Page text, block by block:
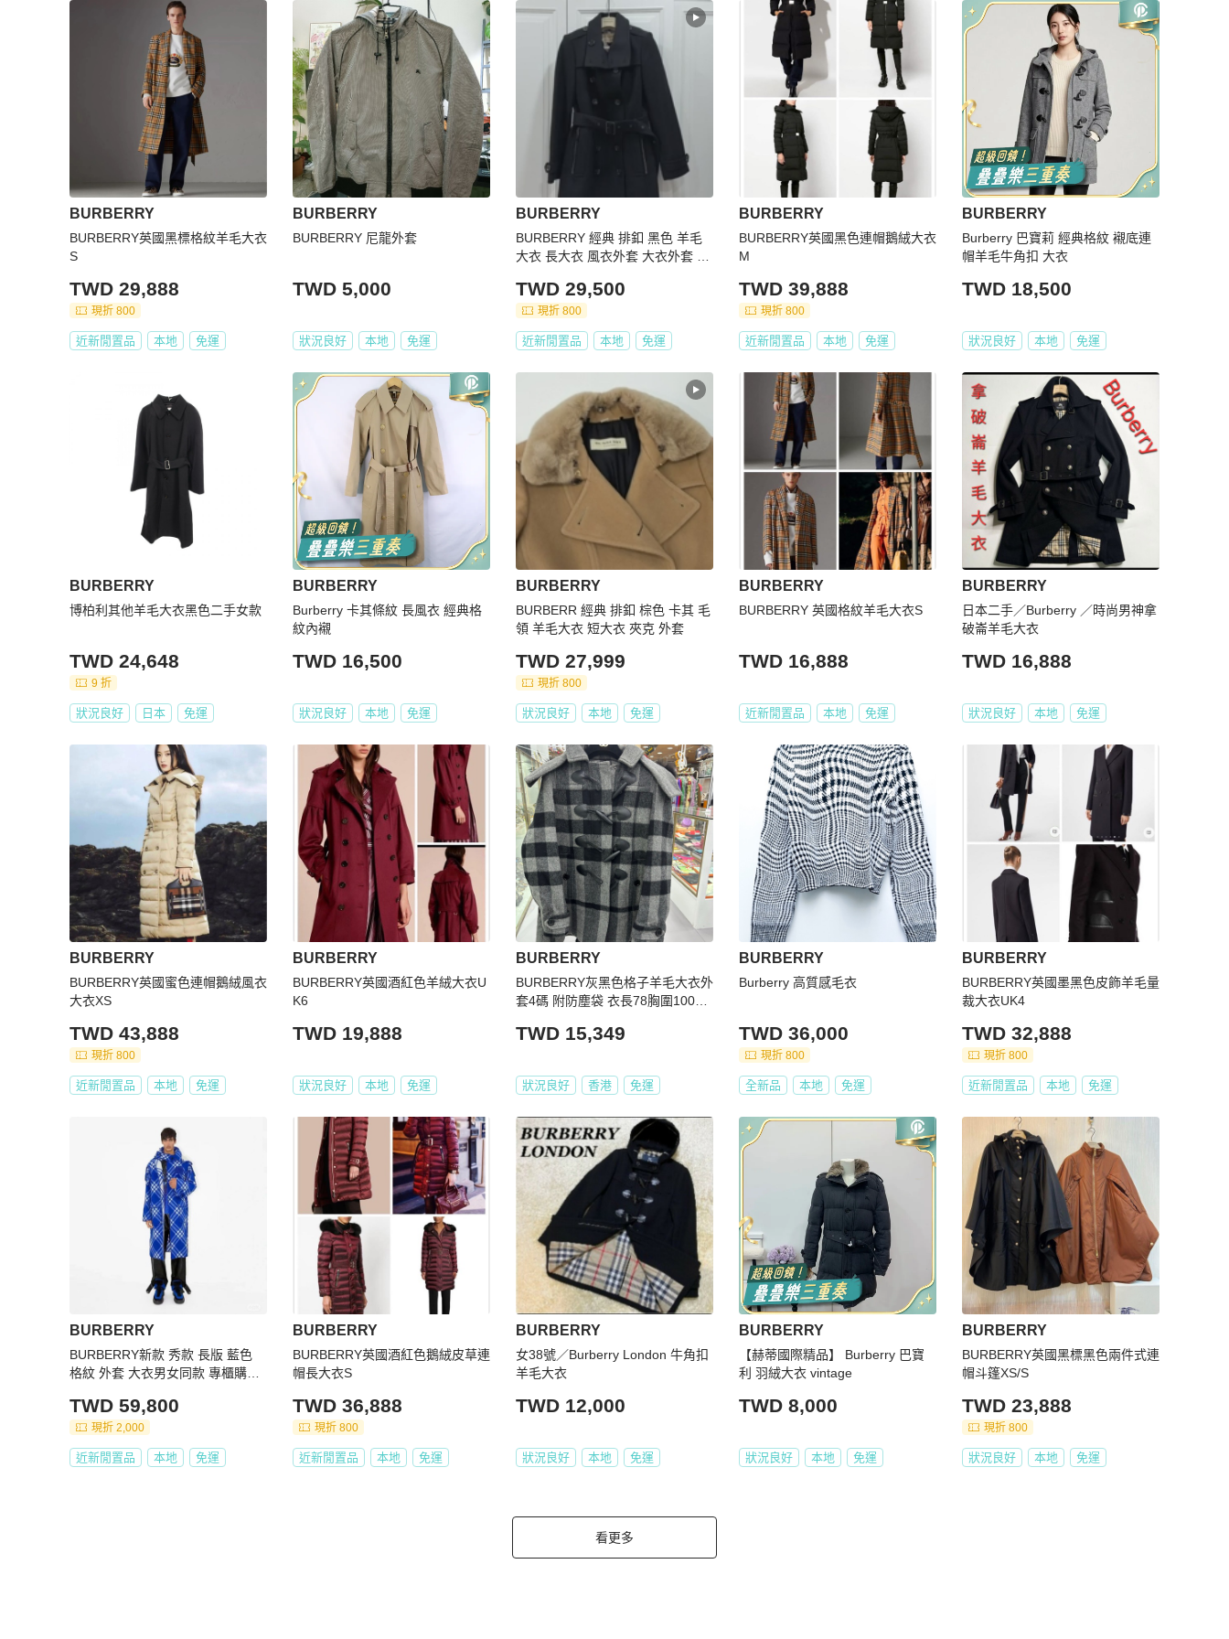
BURBERRY
BURBERRY英國黑標格紋羊毛大衣
S
TWD 29,888
現折 800
近新閒置品 本地 免運
BURBERRY
BURBERRY 尼龍外套
TWD 5,000
狀況良好 本地 免運
BURBERRY
BURBERRY 經典 排釦 黑色 羊毛
大衣 長大衣 風衣外套 大衣外套 大
TWD 29,500
現折 800
近新閒置品 本地 免運
BURBERRY
BURBERRY英國黑色連帽鵝絨大衣
M
TWD 39,888
現折 800
近新閒置品 本地 免運
BURBERRY
Burberry 巴寶莉 經典格紋 襯底連
帽羊毛牛角扣 大衣
TWD 18,500
狀況良好 本地 免運
BURBERRY
博柏利其他羊毛大衣黑色二手女款
TWD 24,648
9 折
狀況良好 日本 免運
BURBERRY
Burberry 卡其條紋 長風衣 經典格
紋內襯
TWD 16,500
狀況良好 本地 免運
BURBERRY
BURBERR 經典 排釦 棕色 卡其 毛
領 羊毛大衣 短大衣 夾克 外套
TWD 27,999
現折 800
狀況良好 本地 免運
BURBERRY
BURBERRY 英國格紋羊毛大衣S
TWD 16,888
近新閒置品 本地 免運
BURBERRY
日本二手／Burberry ／時尚男神拿
破崙羊毛大衣
TWD 16,888
狀況良好 本地 免運
BURBERRY
BURBERRY英國蜜色連帽鵝絨風衣
大衣XS
TWD 43,888
現折 800
近新閒置品 本地 免運
BURBERRY
BURBERRY英國酒紅色羊絨大衣U
K6
TWD 19,888
狀況良好 本地 免運
BURBERRY
BURBERRY灰黑色格子羊毛大衣外
套4碼 附防塵袋 衣長78胸圍100肩
TWD 15,349
狀況良好 香港 免運
BURBERRY
Burberry 高質感毛衣
TWD 36,000
現折 800
全新品 本地 免運
BURBERRY
BURBERRY英國墨黑色皮飾羊毛量
裁大衣UK4
TWD 32,888
現折 800
近新閒置品 本地 免運
BURBERRY
BURBERRY新款 秀款 長版 藍色
格紋 外套 大衣男女同款 專櫃購入1
S號可以穿到L 我178 73kg可參考
附上衣套
TWD 59,800
現折 2,000
近新閒置品 本地 免運
BURBERRY
BURBERRY英國酒紅色鵝絨皮草連
帽長大衣S
TWD 36,888
現折 800
近新閒置品 本地 免運
BURBERRY
女38號／Burberry London 牛角扣
羊毛大衣
TWD 12,000
狀況良好 本地 免運
BURBERRY
【赫蒂國際精品】 Burberry 巴寶
利 羽絨大衣 vintage
TWD 8,000
狀況良好 本地 免運
BURBERRY
BURBERRY英國黑標黑色兩件式連
帽斗篷XS/S
TWD 23,888
現折 800
狀況良好 本地 免運
看更多